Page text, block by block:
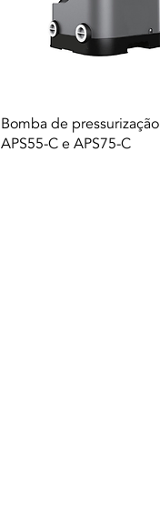
Quick View
Bomba de pressurização
APS55-C e APS75-C